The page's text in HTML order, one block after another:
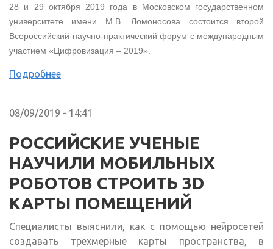
28 и 29 октября 2019 года в Московском государственном
университете имени М.В. Ломоносова состоится второй
Всероссийский научно-практический форум с международным
участием «Цифровизация – 2019».
Подробнее
08/09/2019 - 14:41
РОССИЙСКИЕ УЧЕНЫЕ
НАУЧИЛИ МОБИЛЬНЫХ
РОБОТОВ СТРОИТЬ 3D
КАРТЫ ПОМЕЩЕНИЙ
Специалисты выяснили, как с помощью нейросетей
создавать трехмерные карты пространства, в